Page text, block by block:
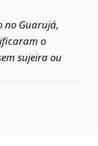
no Guarujá,
o
sujeira ou